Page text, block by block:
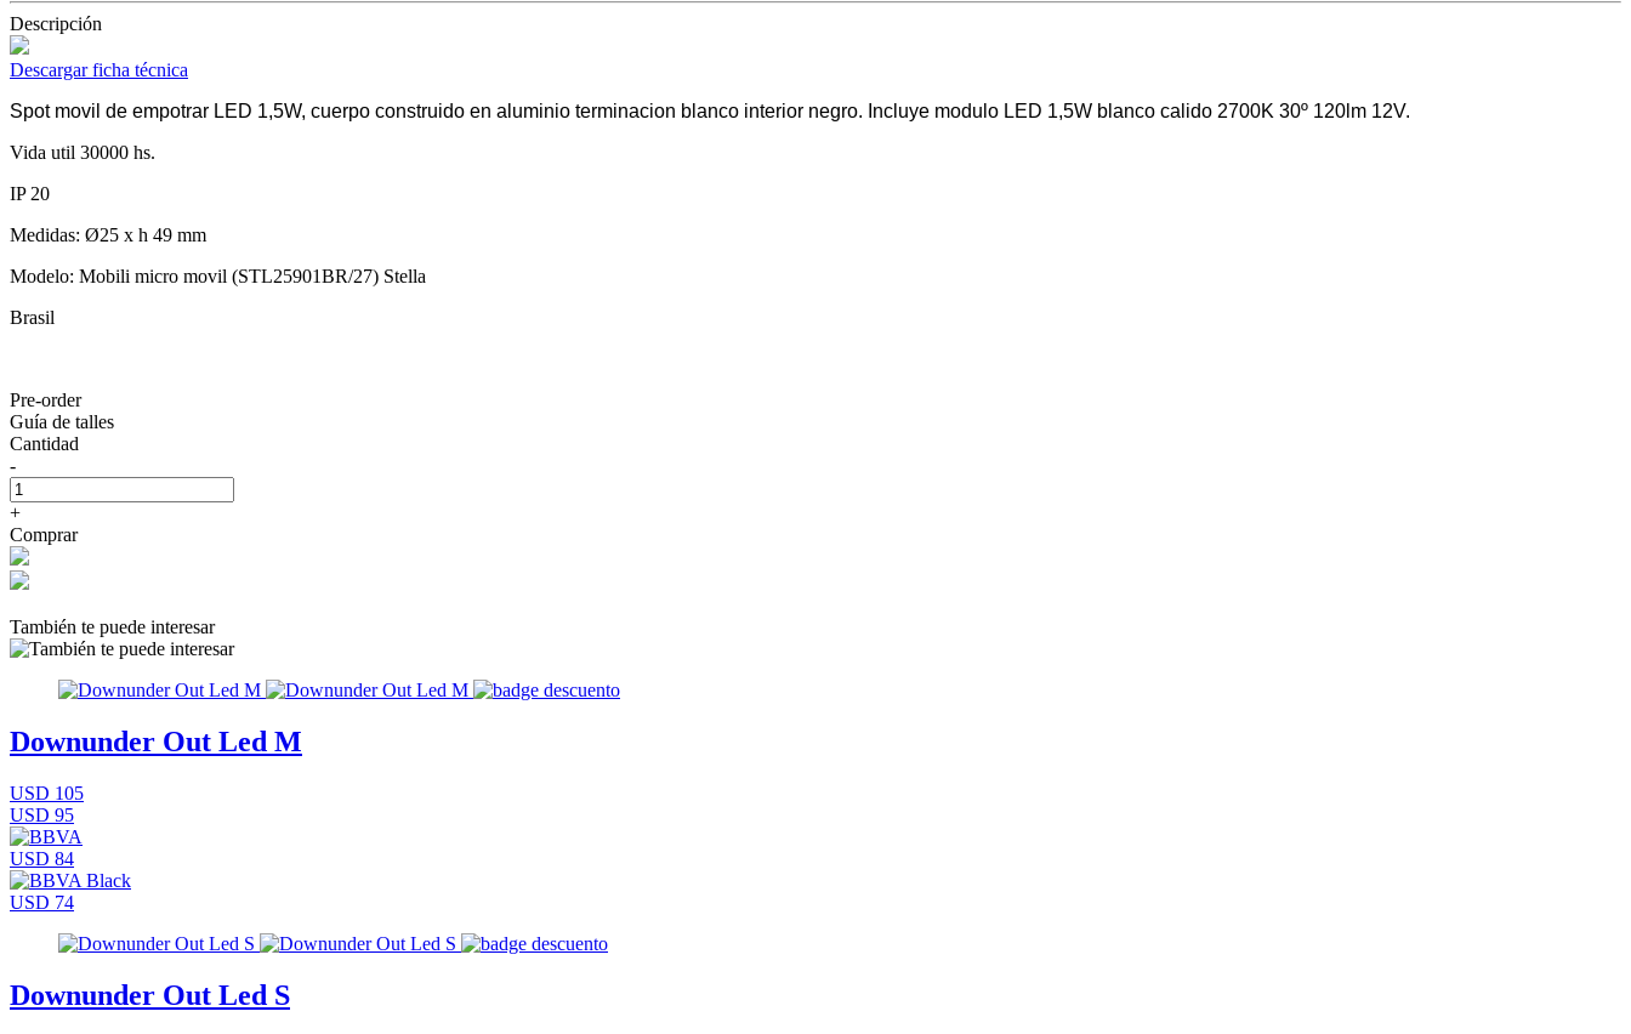
Descripción
Descargar ficha técnica
Spot movil de empotrar LED 1,5W, cuerpo construido en aluminio terminacion blanco interior negro. Incluye modulo LED 1,5W blanco calido 2700K 30º 120lm 12V.
Vida util 30000 hs.
IP 20
Medidas: Ø25 x h 49 mm
Modelo: Mobili micro movil (STL25901BR/27) Stella
Brasil
Pre-order
Guía de talles
Cantidad
-
+
Comprar
También te puede interesar
Downunder Out Led M
USD 105
USD 95
USD 84
USD 74
Downunder Out Led S